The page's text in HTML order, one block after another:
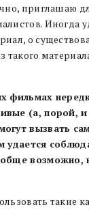
приглашаю
Иногда
о
такого
фильмах
(а, порой,
вызвать
удается
возможно,
такие